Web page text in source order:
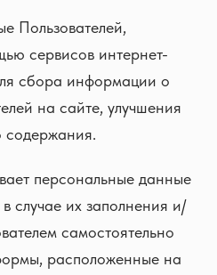
Пользователей,
сервисов интернет-
сбора информации о
на сайте, улучшения
содержания.
персональные данные
случае их заполнения и/
самостоятельно
расположенные на